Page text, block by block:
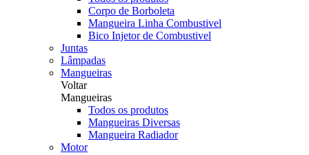
Corpo de Borboleta
Mangueira Linha Combustivel
Bico Injetor de Combustivel
Juntas
Lâmpadas
Mangueiras
Voltar
Mangueiras
Todos os produtos
Mangueiras Diversas
Mangueira Radiador
Motor